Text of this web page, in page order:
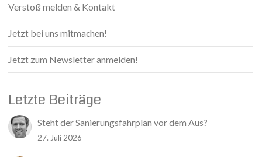
Verstoß melden & Kontakt
Jetzt bei uns mitmachen!
Jetzt zum Newsletter anmelden!
Letzte Beiträge
Steht der Sanierungsfahrplan vor dem Aus?
27. Juli 2026